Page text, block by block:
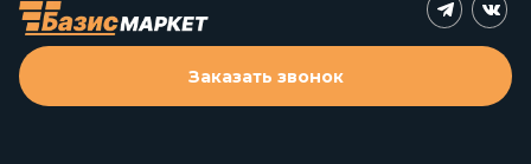
Заказать звонок